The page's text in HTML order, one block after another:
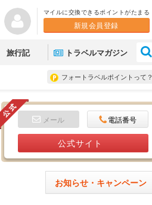
マイルに交換できるポイントがたまる
新規会員登録
旅行記 トラベルマガジン
フォートラベルポイントって？
電話番号
メール
公式サイト
お知らせ・キャンペーン